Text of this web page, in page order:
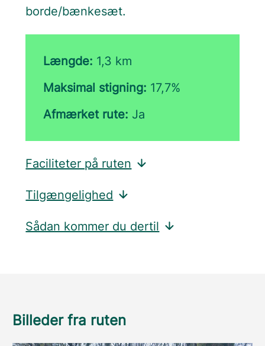
borde/bænkesæt.
Længde: 1,3 km
Maksimal stigning: 17,7%
Afmærket rute: Ja
Faciliteter på ruten
Tilgængelighed
Sådan kommer du dertil
Billeder fra ruten